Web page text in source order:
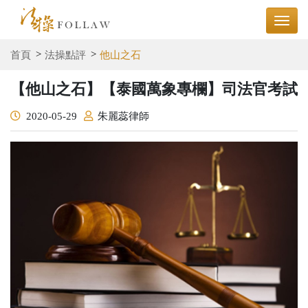
首頁 法操點評 他山之石
【他山之石】【泰國萬象專欄】司法官考試
2020-05-29 朱麗蕊律師